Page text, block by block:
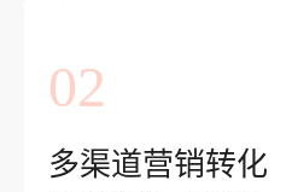
02
多渠道营销转化